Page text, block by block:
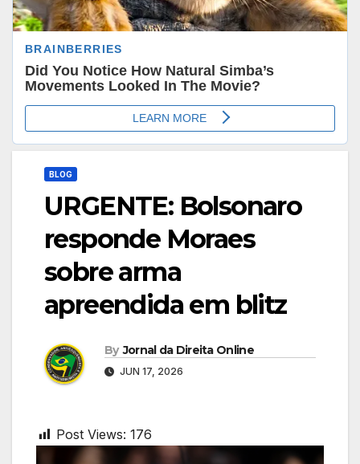
BLOG
URGENTE: Bolsonaro
responde Moraes
sobre arma
apreendida em blitz
By Jornal da Direita Online
JUN 17, 2026
Post Views: 176